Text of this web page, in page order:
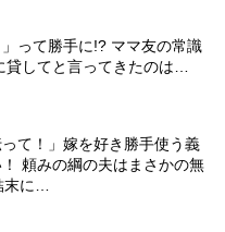
」って勝手に!? ママ友の常識
してと言ってきたのは…
って！」嫁を好き勝手使う義
頼みの綱の夫はまさかの無
に…